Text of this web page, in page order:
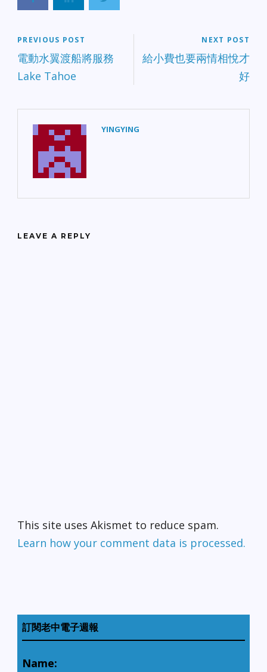
PREVIOUS POST
電動水翼渡船將服務
Lake Tahoe
NEXT POST
給小費也要兩情相悅才
好
YINGYING
LEAVE A REPLY
This site uses Akismet to reduce spam.
Learn how your comment data is processed.
訂閱老中電子週報
Name: